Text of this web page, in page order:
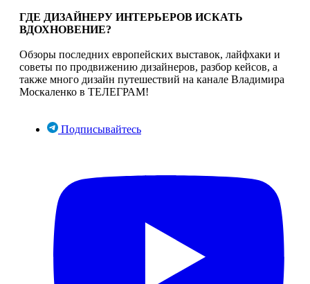
ГДЕ ДИЗАЙНЕРУ ИНТЕРЬЕРОВ ИСКАТЬ
ВДОХНОВЕНИЕ?
Обзоры последних европейских выставок, лайфхаки и
советы по продвижению дизайнеров, разбор кейсов, а
также много дизайн путешествий на канале Владимира
Москаленко в ТЕЛЕГРАМ!
Подписывайтесь